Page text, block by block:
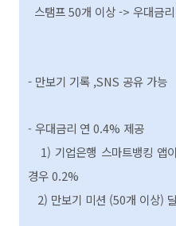
스탬프 50개 이상 -> 우대금
- 만보기 기록 ,SNS 공유 가능
- 우대금리 연 0.4% 제공
1) 기업은행 스마트뱅킹 앱
경우 0.2%
2) 만보기 미션 (50개 이상)